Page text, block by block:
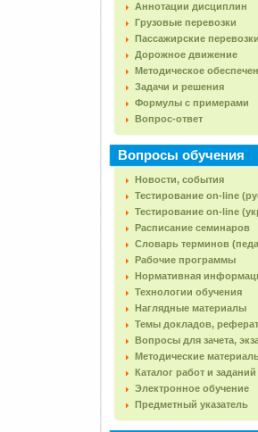
Аннотации дисциплин
Грузовые перевозки
Пассажирские перевозки
Дорожное движение
Методическое
Задачи и решения
Формулы с примерами
Вопрос-ответ
Вопросы обучения
Новости, события
Тестирование on-line
Тестирование on-line
Расписание семинаров
Словарь терминов
Рабочие программы
Нормативная
Технологии обучения
Наглядные материалы
Темы докладов,
Вопросы для зачета,
Методические
Каталог работ и заданий
Электронное обучение
Предметный указатель